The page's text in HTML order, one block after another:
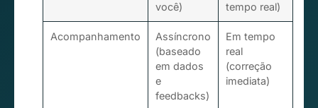
você)
tempo real)
Acompanhamento
Assíncrono
(baseado
em dados
e
feedbacks)
Em tempo
real
(correção
imediata)